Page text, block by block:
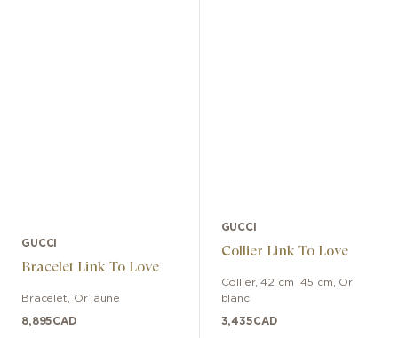
GUCCI
Bracelet Link To Love
Bracelet Or jaune
8,895CAD
GUCCI
Collier Link To Love
Collier,42 cm  45 cm
Or
blanc
3,435CAD